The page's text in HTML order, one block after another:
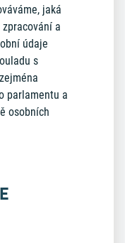
jaká
a
údaje
s
parlamentu a
osobních